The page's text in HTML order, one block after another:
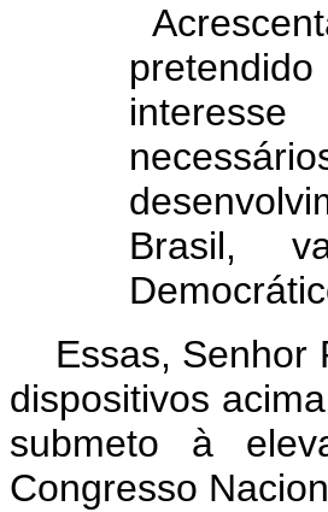
Brasil,
Essas, Senhor
dispositivos
submeto à
Congresso